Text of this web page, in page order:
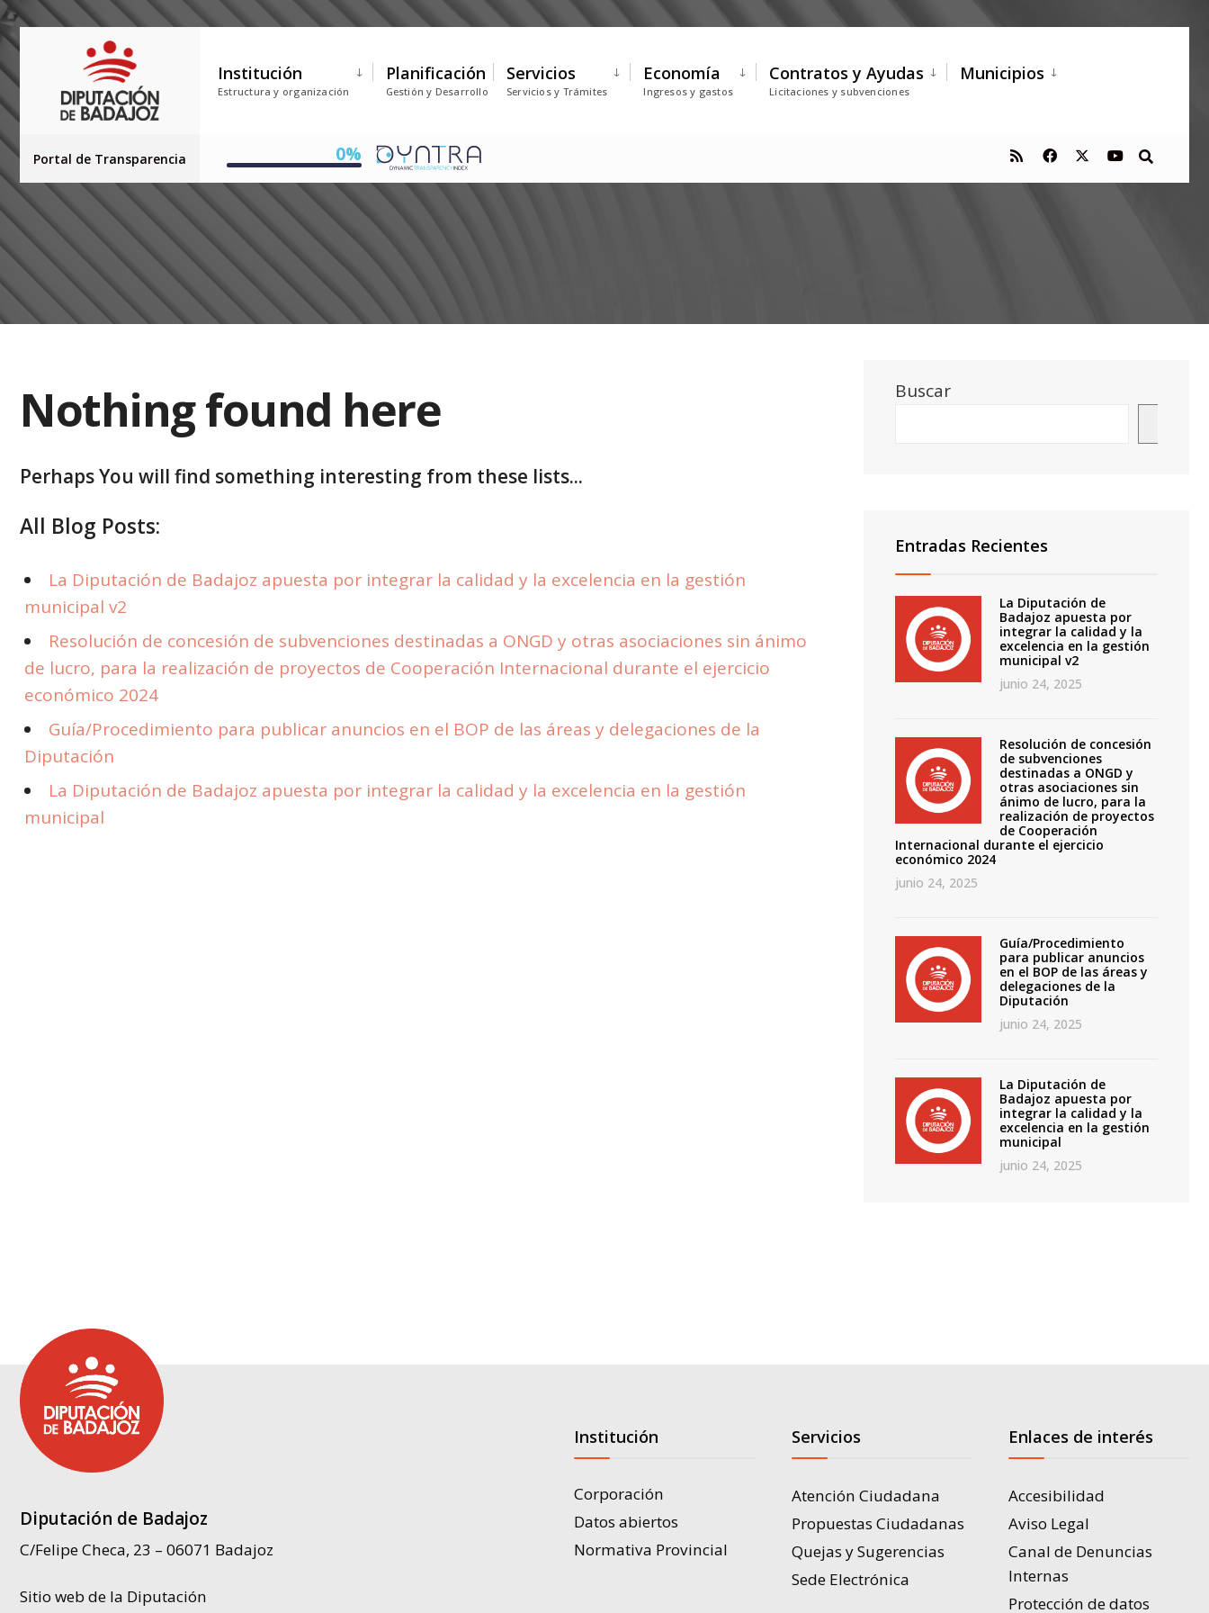
Institución
Estructura y organización
Planificación
Gestión y Desarrollo
Servicios
Servicios y Trámites
Economía
Ingresos y gastos
Contratos y Ayudas
Licitaciones y subvenciones
Municipios
Portal de Transparencia 0%
Nothing found here
Perhaps You will find something interesting from these lists...
All Blog Posts:
La Diputación de Badajoz apuesta por integrar la calidad y la excelencia en la gestión
municipal v2
Resolución de concesión de subvenciones destinadas a ONGD y otras asociaciones sin ánimo
de lucro, para la realización de proyectos de Cooperación Internacional durante el ejercicio
económico 2024
Guía/Procedimiento para publicar anuncios en el BOP de las áreas y delegaciones de la
Diputación
La Diputación de Badajoz apuesta por integrar la calidad y la excelencia en la gestión
municipal
Buscar
Entradas Recientes
La Diputación de
Badajoz apuesta por
integrar la calidad y la
excelencia en la gestión
municipal v2
junio 24, 2025
Resolución de concesión
de subvenciones
destinadas a ONGD y
otras asociaciones sin
ánimo de lucro, para la
realización de proyectos
de Cooperación
Internacional durante el ejercicio
económico 2024
junio 24, 2025
Guía/Procedimiento
para publicar anuncios
en el BOP de las áreas y
delegaciones de la
Diputación
junio 24, 2025
La Diputación de
Badajoz apuesta por
integrar la calidad y la
excelencia en la gestión
municipal
junio 24, 2025
Diputación de Badajoz
C/Felipe Checa, 23 – 06071 Badajoz
Sitio web de la Diputación
Institución
Corporación
Datos abiertos
Normativa Provincial
Servicios
Atención Ciudadana
Propuestas Ciudadanas
Quejas y Sugerencias
Sede Electrónica
Enlaces de interés
Accesibilidad
Aviso Legal
Canal de Denuncias
Internas
Protección de datos